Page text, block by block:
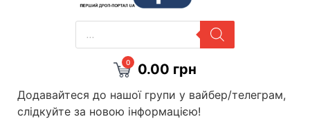
PRODUCTS
SEARCH
0 0.00 грн
Додавайтеся до нашої групи у вайбер/телеграм,
слідкуйте за новою інформацією!